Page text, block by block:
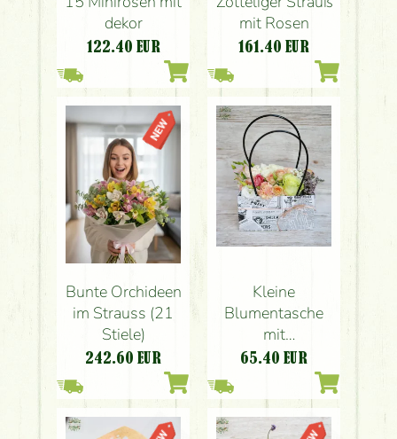
dekor
122.40 EUR
mit Rosen
161.40 EUR
Bunte Orchideen
im Strauss (21
Stiele)
242.60 EUR
Kleine
Blumentasche
mit
Pastellblumen 22
cm breit 12 stiele
65.40 EUR